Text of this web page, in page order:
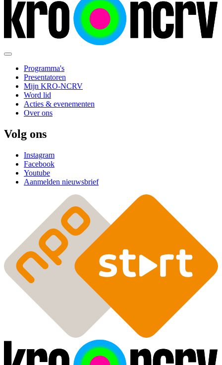
Programma's
Presentatoren
Mijn KRO-NCRV
Word lid
Acties & evenementen
Over ons
Volg ons
Instagram
Facebook
Youtube
Aanmelden nieuwsbrief